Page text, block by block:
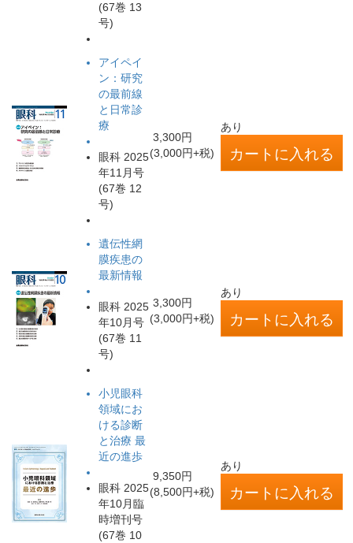
(67巻 13
号)
アイペイ
ン：研究
の最前線
と日常診
療
眼科 2025
年11月号
(67巻 12
号)
3,300円
(3,000円+税)
あり
遺伝性網
膜疾患の
最新情報
眼科 2025
年10月号
(67巻 11
号)
3,300円
(3,000円+税)
あり
小児眼科
領域にお
ける診断
と治療 最
近の進歩
眼科 2025
年10月臨
時増刊号
(67巻 10
9,350円
(8,500円+税)
あり